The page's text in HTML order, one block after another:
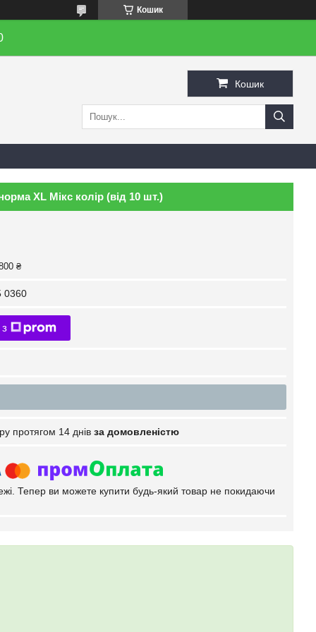
Кошик
Кошик
XL Мікс колір (від 10 шт.)
₴
0360
протягом 14 днів за домовленістю
Тепер ви можете купити будь-який товар не покидаючи